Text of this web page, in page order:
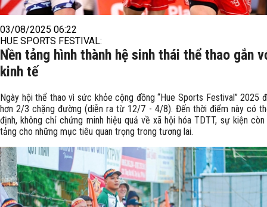
03/08/2025 06:22
HUE SPORTS FESTIVAL:
Nền tảng hình thành hệ sinh thái thể thao gắn
kinh tế
Ngày hội thể thao vì sức khỏe cộng đồng “Hue Sports Festival” 2025
hơn 2/3 chặng đường (diễn ra từ 12/7 - 4/8). Đến thời điểm này có
định, không chỉ chứng minh hiệu quả về xã hội hóa TDTT, sự kiện
tảng cho những mục tiêu quan trọng trong tương lai.